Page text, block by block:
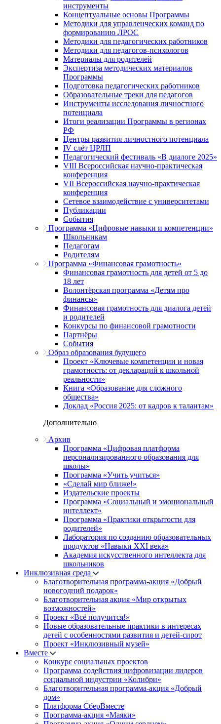
инструменты
Концептуальные основы Программы
Методики для управленческих команд по
формированию ЛРОС
Методики для педагогических работников
Методики для педагогов-психологов
Материалы для родителей
Экспертиза методических материалов
Программы
Подготовка педагогических работников
Образовательные треки для педагогов
Инструменты исследования личностного
потенциала
Итоги реализации Программы в регионах
РФ
Центры развития личностного потенциала
IV слёт ЦРЛП
Педагогический фестиваль «В диалоге 2025»
VIII Всероссийская научно-практическая
конференция
VII Всероссийская научно-практическая
конференция
Сетевое взаимодействие с университетами
Публикации
События
Программа «Цифровые навыки и компетенции»
Школьникам
Педагогам
Родителям
Программа «Финансовая грамотность»
Финансовая грамотность для детей от 5 до
18 лет
Волонтёрская программа «Детям про
финансы»
Финансовая грамотность для диалога детей
и родителей
Конкурсы по финансовой грамотности
Партнёры
События
Образ образования будущего
Проект «Ключевые компетенции и новая
грамотность: от деклараций к школьной
реальности»
Книга «Образование для сложного
общества»
Доклад «Россия 2025: от кадров к талантам»
Дополнительно
Архив
Программа «Цифровая платформа
персонализированного образования для
школы»
Программа «Учить учиться»
«Сделай мир ближе!»
Издательские проекты
Программа «Социальный и эмоциональный
интеллект»
Программа «Практики открытости для
родителей»
Лаборатория по созданию образовательных
продуктов «Навыки XXI века»
Академия искусственного интеллекта для
школьников
Инклюзивная среда
Благотворительная программа-акция «Добрый
новогодний подарок»
Благотворительная акция «Мир открытых
возможностей»
Проект «Всё получится!»
Новые образовательные практики в интересах
детей с особенностями развития и детей-сирот
Проект «Инклюзивный музей»
Вместе
Конкурс социальных проектов
Программа содействия цифровизации лидеров
социальной индустрии «Колибри»
Благотворительная программа-акция «Добрый
дом»
Платформа СберВместе
Программа-акция «Маяки»